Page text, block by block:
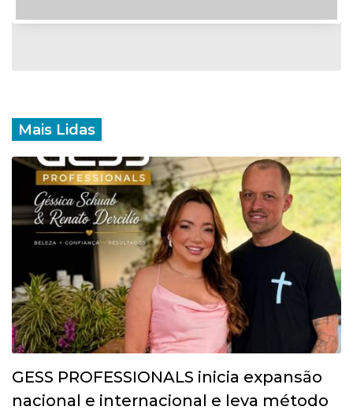
Mais Lidas
GESS PROFESSIONALS inicia expansão
nacional e internacional e leva método